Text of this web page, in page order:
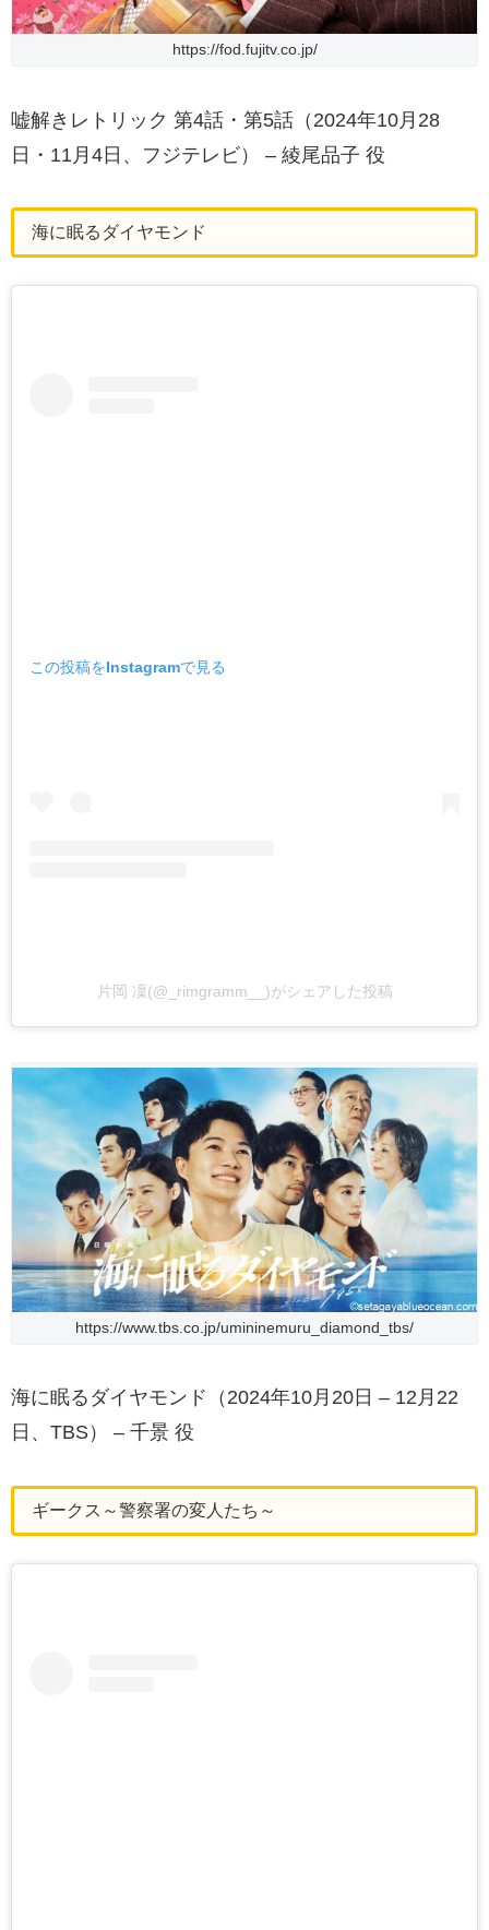
https://fod.fujitv.co.jp/
嘘解きレトリック 第4話・第5話（2024年10月28
日・11月4日、フジテレビ） – 綾尾品子 役
海に眠るダイヤモンド
この投稿をInstagramで見る
片岡 凜(@_rimgramm__)がシェアした投稿
https://www.tbs.co.jp/umininemuru_diamond_tbs/
海に眠るダイヤモンド（2024年10月20日 – 12月22
日、TBS） – 千景 役
ギークス～警察署の変人たち～